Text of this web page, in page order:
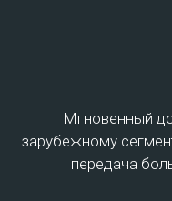
Мгновенный
зарубежному
передача
обеспечение), с
есть без жесткой